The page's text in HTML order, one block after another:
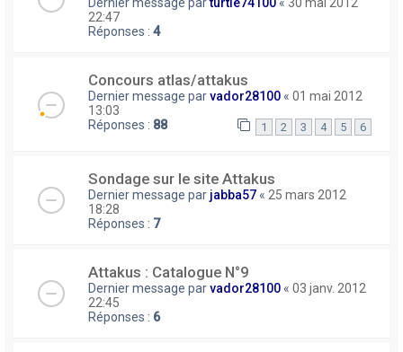
Dernier message parturtle74100 « 30 mai 2012
22:47
Réponses : 4
Concours atlas/attakus
Dernier message parvador28100 « 01 mai 2012
13:03
Réponses : 88 1 2 3 4 5 6
Sondage sur le site Attakus
Dernier message par jabba57 « 25 mars 2012
18:28
Réponses : 7
Attakus : Catalogue N°9
Dernier message parvador28100 « 03 janv. 2012
22:45
Réponses : 6